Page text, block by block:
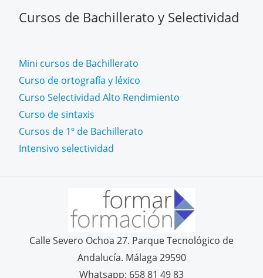
Cursos de Bachillerato y Selectividad
Mini cursos de Bachillerato
Curso de ortografía y léxico
Curso Selectividad Alto Rendimiento
Curso de sintaxis
Cursos de 1º de Bachillerato
Intensivo selectividad
Calle Severo Ochoa 27. Parque Tecnológico de
Andalucía. Málaga 29590
Whatsapp: 658 81 49 83